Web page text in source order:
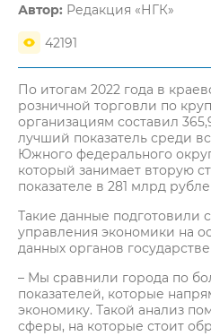
Автор: Редакция «НГК»
42191
По итогам 2022 года в
розничной торговли по
организациям составил
лучший показатель среди
Южного федерального
который занимает вторую
показателе в 281 млрд
Такие данные подготовили
управления экономики на
данных органов
– Мы сравнили города по
показателей, которые
экономику. Такой анализ
сферы, на которые стоит